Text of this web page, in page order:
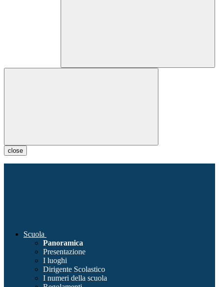
close
Scuola
Panoramica
Presentazione
I luoghi
Dirigente Scolastico
I numeri della scuola